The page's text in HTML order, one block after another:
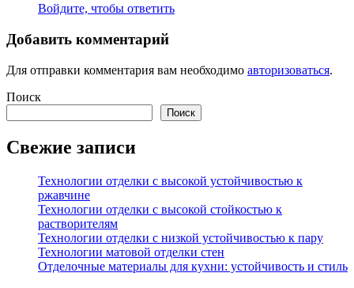
Войдите, чтобы ответить
Добавить комментарий
Для отправки комментария вам необходимо авторизоваться.
Поиск
Поиск
Свежие записи
Технологии отделки с высокой устойчивостью к
ржавчине
Технологии отделки с высокой стойкостью к
растворителям
Технологии отделки с низкой устойчивостью к пару
Технологии матовой отделки стен
Отделочные материалы для кухни: устойчивость и стиль